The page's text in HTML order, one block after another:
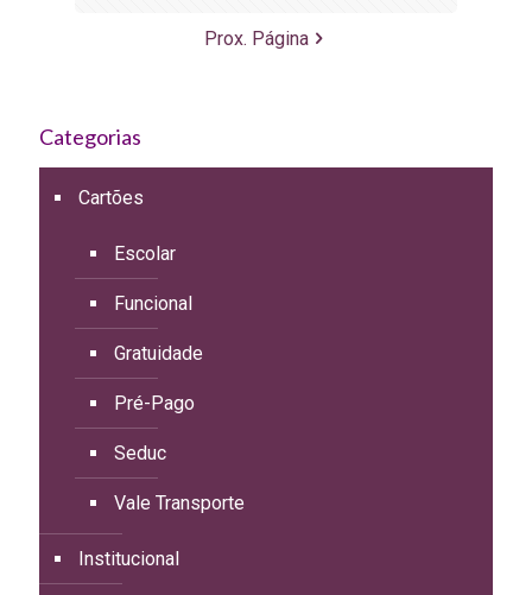
Prox. Página
Categorias
Cartões
Escolar
Funcional
Gratuidade
Pré-Pago
Seduc
Vale Transporte
Institucional